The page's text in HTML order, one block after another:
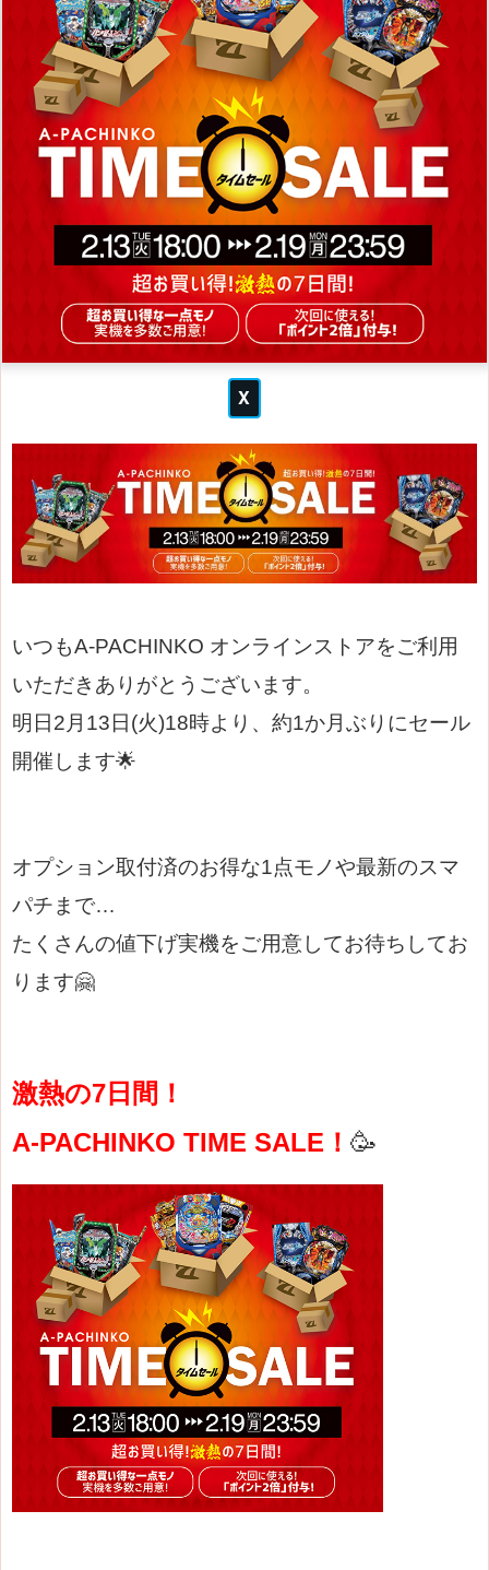
いつもA-PACHINKO オンラインストアをご利用
いただきありがとうございます。
明日2月13日(火)18時より、約1か月ぶりにセール
開催します🌟
オプション取付済のお得な1点モノや最新のスマ
パチまで…
たくさんの値下げ実機をご用意してお待ちしてお
ります🤗
激熱の7日間！
A-PACHINKO TIME SALE！ 🥳